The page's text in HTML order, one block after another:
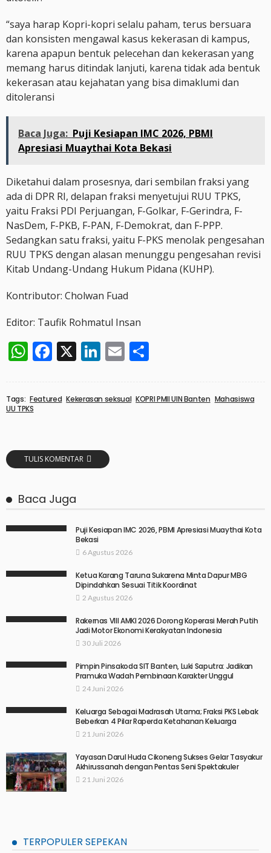
“saya harap Kopri-kopri selalu paham, terus bersuara
dan konsisten mengawal kasus kekerasan di kampus,
karena apapun bentuk pelecehan dan kekerasan yang
memang harus ditindak lanjuti, karena tidak ada bentuk
kekerasan atau kejahatan yang bisa dimaklumi dan
ditoleransi
Baca Juga: Puji Kesiapan IMC 2026, PBMI
Apresiasi Muaythai Kota Bekasi
Diketahui dalam prosesnya, dari sembilan fraksi yang
ada di DPR RI, delapan fraksi menyetujui RUU TPKS,
yaitu Fraksi PDI Perjuangan, F-Golkar, F-Gerindra, F-
NasDem, F-PKB, F-PAN, F-Demokrat, dan F-PPP.
Sedangkan satu fraksi, yaitu F-PKS menolak pengesahan
RUU TPKS dengan alasan menunggu pengesahan revisi
Kitab Undang-Undang Hukum Pidana (KUHP).
Kontributor: Cholwan Fuad
Editor: Taufik Rohmatul Insan
WhatsApp
Facebook
X LinkedIn
Email
Tags: Featured Kekerasan seksual KOPRI PMII UIN Banten Mahasiswa
UU TPKS
TULIS KOMENTAR
Baca Juga
Puji Kesiapan IMC 2026, PBMI Apresiasi Muaythai Kota
Bekasi
6 Agustus 2026
Ketua Karang Taruna Sukarena Minta Dapur MBG
Dipindahkan Sesuai Titik Koordinat
2 Agustus 2026
Rakernas VIII AMKI 2026 Dorong Koperasi Merah Putih
Jadi Motor Ekonomi Kerakyatan Indonesia
30 Juli 2026
Pimpin Pinsakoda SIT Banten, Luki Saputra: Jadikan
Pramuka Wadah Pembinaan Karakter Unggul
24 Juni 2026
Keluarga Sebagai Madrasah Utama; Fraksi PKS Lebak
Beberkan 4 Pilar Raperda Ketahanan Keluarga
21 Juni 2026
Yayasan Darul Huda Cikoneng Sukses Gelar Tasyakur
Akhirussanah dengan Pentas Seni Spektakuler
21 Juni 2026
TERPOPULER SEPEKAN